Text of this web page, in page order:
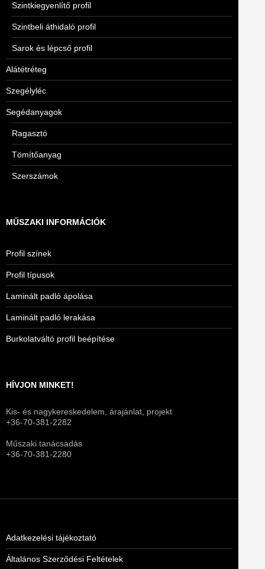
Szintkiegyenlítő profil
Szintbeli áthidaló profil
Sarok és lépcső profil
Alátétréteg
Szegélyléc
Segédanyagok
Ragasztó
Tömítőanyag
Szerszámok
MŰSZAKI INFORMÁCIÓK
Profil színek
Profil típusok
Laminált padló ápolása
Laminált padló lerakása
Burkolatváltó profil beépítése
HÍVJON MINKET!
Kis- és nagykereskedelem, árajánlat, projekt
+36-70-381-2282
Műszaki tanácsadás
+36-70-381-2280
Adatkezelési tájékoztató
Általános Szerződési Feltételek